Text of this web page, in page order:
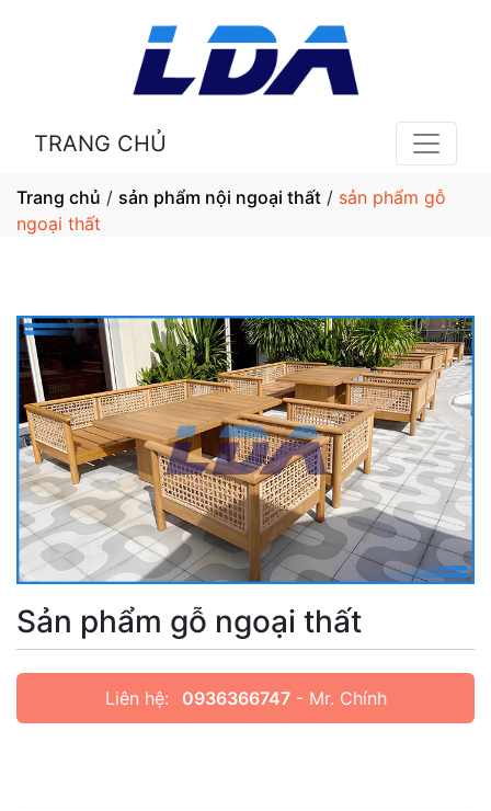
TRANG CHỦ
Trang chủ / sản phẩm nội ngoại thất / sản phẩm gỗ
ngoại thất
Sản phẩm gỗ ngoại thất
Liên hệ: 0936366747- Mr. Chính